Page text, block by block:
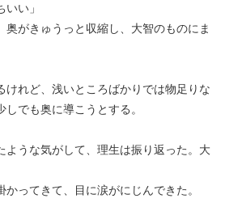
いい」
がきゅうっと収縮し、大智のものにま
れど、浅いところばかりでは物足りな
でも奥に導こうとする。
うな気がして、理生は振り返った。大
ってきて、目に涙がにじんできた。